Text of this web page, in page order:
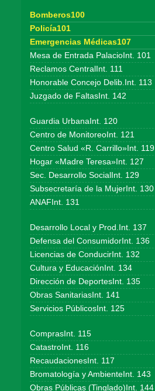
Bomberos100
Policía101
Emergencias Médicas107
Mesa de Entrada PalacioInt. 101
Reclamos CentralInt. 111
Honorable Concejo Delib.Int. 113
Juzgado de FaltasInt. 142
Guardia UrbanaInt. 120
Centro de MonitoreoInt. 121
Centro Salud «R. Carrillo»Int. 119
Hogar «Madre Teresa»Int. 127
Sec. Desarrollo SocialInt. 129
Subsecretaría de la MujerInt. 130
ANAFInt. 131
Desarrollo Local y Prod.Int. 137
Defensa del ConsumidorInt. 136
Licencias de ConducirInt. 132
Cultura y EducaciónInt. 134
Dirección de DeportesInt. 135
Obras SanitariasInt. 141
Servicios PúblicosInt. 125
ComprasInt. 115
CatastroInt. 116
RecaudacionesInt. 117
Bromatología y AmbienteInt. 143
Obras Públicas (Tinglado)Int. 144